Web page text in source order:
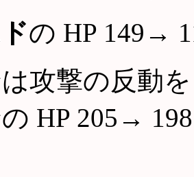
の HP 149→
は攻撃の反動
の HP 205→ 198